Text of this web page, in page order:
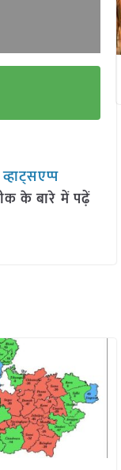
व्हाट्सएप्प
के बारे में पढ़ें